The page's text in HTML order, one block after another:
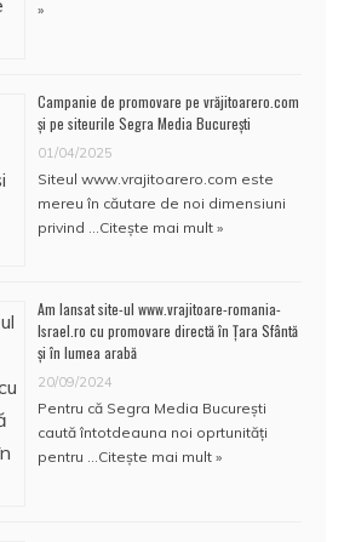
»
Campanie de promovare pe vrăjitoarero.com
și pe siteurile Segra Media București
01/04/2025
Siteul www.vrajitoarero.com este
mereu în căutare de noi dimensiuni
privind … Citește mai mult »
Am lansat site-ul www.vrajitoare-romania-
Israel.ro cu promovare directă în Țara Sfântă
și în lumea arabă
20/09/2024
Pentru că Segra Media București
caută întotdeauna noi oprtunități
pentru … Citește mai mult »